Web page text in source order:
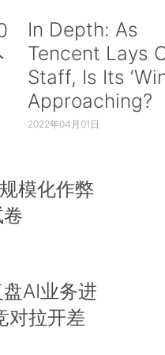
In Depth: As
Tencent Lays
Staff, Is Its
Approaching?
2022年04月01日
模化作弊
AI业务进
对拉开差